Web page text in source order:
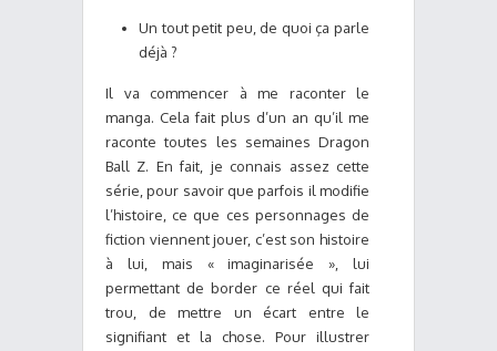
Un tout petit peu, de quoi ça parle
déjà ?
Il va commencer à me raconter le
manga. Cela fait plus d’un an qu’il me
raconte toutes les semaines Dragon
Ball Z. En fait, je connais assez cette
série, pour savoir que parfois il modifie
l’histoire, ce que ces personnages de
fiction viennent jouer, c’est son histoire
à lui, mais « imaginarisée », lui
permettant de border ce réel qui fait
trou, de mettre un écart entre le
signifiant et la chose. Pour illustrer